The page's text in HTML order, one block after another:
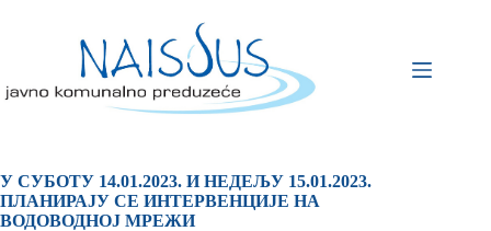
У СУБОТУ 14.01.2023. И НЕДЕЉУ 15.01.2023.
ПЛАНИРАЈУ СЕ ИНТЕРВЕНЦИЈЕ НА
ВОДОВОДНОЈ МРЕЖИ